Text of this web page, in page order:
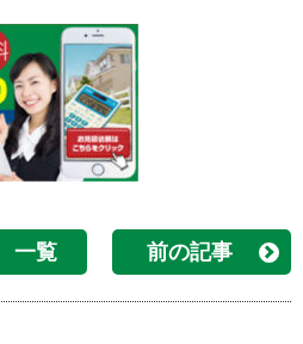
一覧 前の記事